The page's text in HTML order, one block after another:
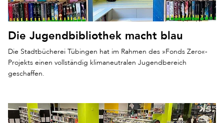
Die Jugendbibliothek macht blau
Die Stadtbücherei Tübingen hat im Rahmen des »Fonds Zero«-
Projekts einen vollständig klimaneutralen Jugendbereich
geschaffen.